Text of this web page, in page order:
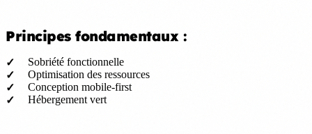
Principes fondamentaux :
Sobriété fonctionnelle
Optimisation des ressources
Conception mobile-first
Hébergement vert